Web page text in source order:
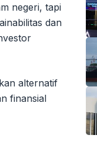
negeri, tapi
dan
alternatif
finansial